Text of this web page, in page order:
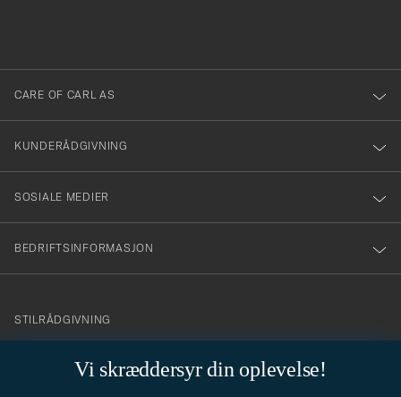
Vi skræddersyr din oplevelse!
dig
till
vårt
nyhetsbrev!
CARE OF CARL AS
KUNDERÅDGIVNING
SOSIALE MEDIER
BEDRIFTSINFORMASJON
info@careofcarl.no
STILRÅDGIVNING